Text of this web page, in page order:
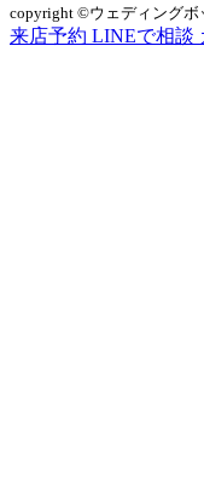
copyright ©ウェディングボ
来店予約 LINEで相談